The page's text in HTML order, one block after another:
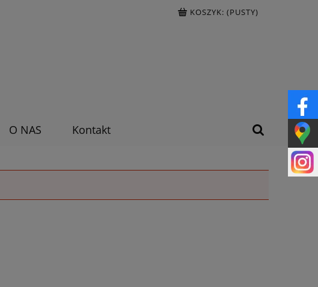
KOSZYK: (PUSTY)
O NAS Kontakt